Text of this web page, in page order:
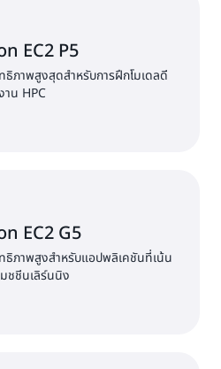
EC2 P5
ภาพสูงสุดสำหรับการฝึกโมเดลดี
าน HPC
EC2 G5
ธิภาพสูงสำหรับแอปพลิเคชันที่เน้น
ชชีนเลิร์นนิง